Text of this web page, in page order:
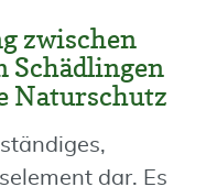
zwischen
Schädlingen
Naturschutz
dar. Es